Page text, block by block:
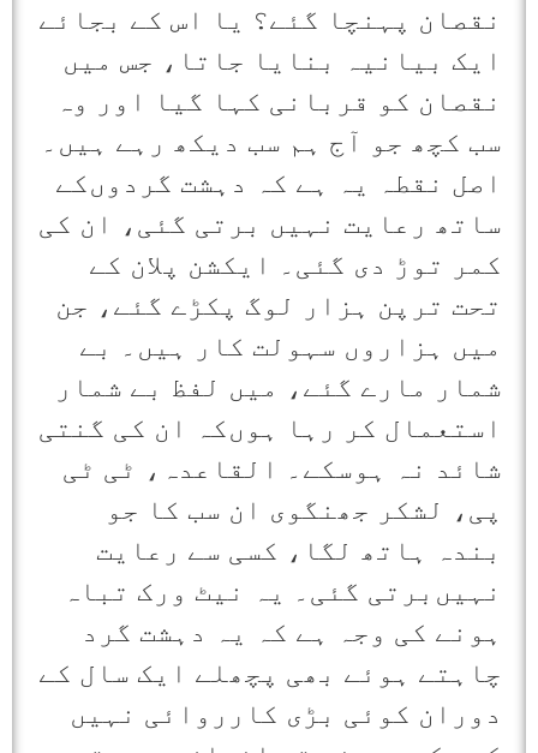
نقصان پہنچا گئے؟ یا اس کے بجائے
ایک بیانیہ بنایا جاتا، جس میں
نقصان کو قربانی کہا گیا اور وہ
سب کچھ جو آج ہم سب دیکھ رہے ہیں۔
اصل نقطہ یہ ہے کہ دہشت گردوں‌کے
ساتھ رعایت نہیں برتی گئی، ان کی
کمر توڑ دی گئی۔ ایکشن پلان کے
تحت ترپن ہزار لوگ پکڑے گئے، جن
میں ہزاروں سہولت کار ہیں۔ بے
شمار مارے گئے، میں لفظ بے شمار
استعمال کر رہا ہوں‌کہ ان کی گنتی
شائد نہ ہوسکے۔ القاعدہ، ٹی ٹی
پی، لشکر جھنگوی ان سب کا جو
بندہ ہاتھ لگا، کسی سے رعایت
نہیں‌برتی گئی۔ یہ نیٹ ورک تباہ
ہونے کی وجہ ہے کہ یہ دہشت گرد
چاہتے ہوئے بھی پچھلے ایک سال کے
دوران کوئی بڑی کارروائی نہیں